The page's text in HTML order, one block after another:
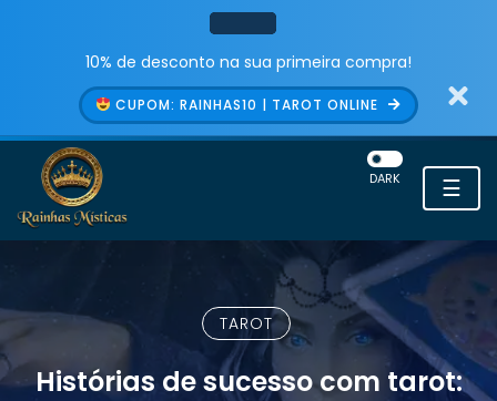
10% de desconto na sua primeira compra!
CUPOM: RAINHAS10 | TAROT ONLINE
☰
DARK
TAROT
Histórias de sucesso com tarot: